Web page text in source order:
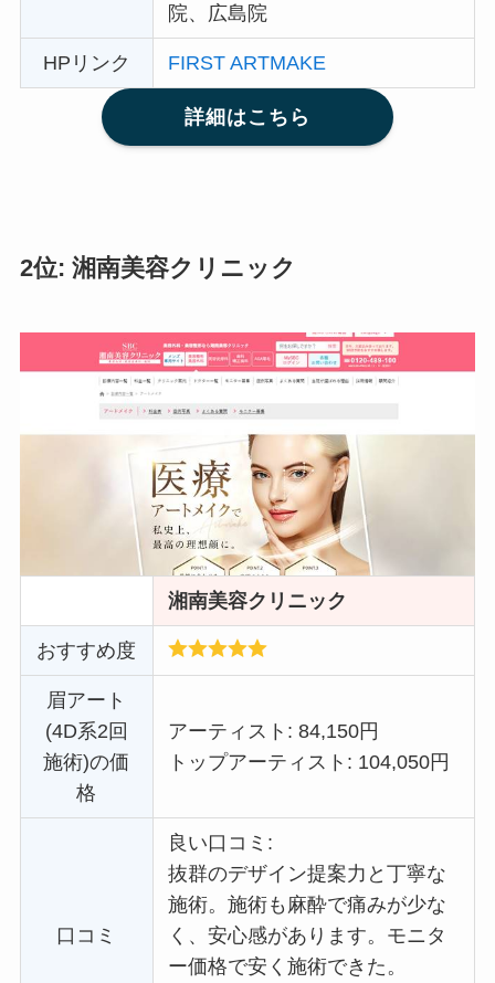
院、広島院
HPリンク FIRST ARTMAKE
詳細はこちら
2位: 湘南美容クリニック
湘南美容クリニック
おすすめ度
眉アート
(4D系2回
施術)の価
格
アーティスト: 84,150円
トップアーティスト: 104,050円
口コミ
良い口コミ:
抜群のデザイン提案力と丁寧な
施術。施術も麻酔で痛みが少な
く、安心感があります。 モニタ
ー価格で安く施術できた。